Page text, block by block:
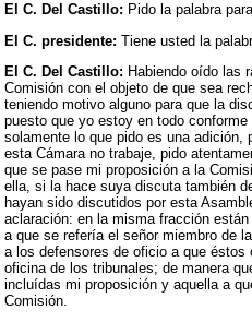
El C. Del Castillo: Pido la palabra
El C. presidente: Tiene usted la
El C. Del Castillo: Habiendo oído las
Comisión con el objeto de que sea
teniendo motivo alguno para que la
puesto que yo estoy en todo
solamente lo que pido es una adición,
esta Cámara no trabaje, pido
que se pase mi proposición a la
ella, si la hace suya discuta también
hayan sido discutidos por esta
aclaración: en la misma fracción
a que se refería el señor miembro de
a los defensores de oficio a que
oficina de los tribunales; de manera
incluídas mi proposición y aquella a
Comisión.